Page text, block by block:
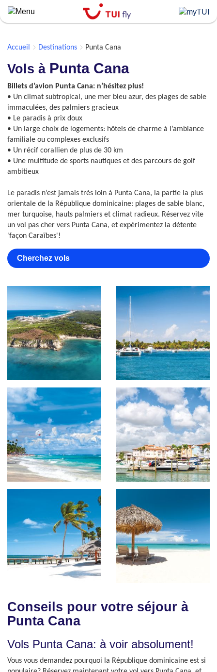
Skip
to
Accueil
Destinations Punta Cana
Vols à Punta Cana
Billets d’avion Punta Cana: n’hésitez plus!
• Un climat subtropical, une mer bleu azur, des plages de sable
immaculées, des palmiers gracieux
• Le paradis à prix doux
• Un large choix de logements: hôtels de charme à l’ambiance
familiale ou complexes exclusifs
• Un récif corallien de plus de 30 km
• Une multitude de sports nautiques et des parcours de golf
ambitieux
Le paradis n’est jamais très loin à Punta Cana, la partie la plus
orientale de la République dominicaine: plages de sable blanc,
mer turquoise, hauts palmiers et climat radieux. Réservez vite
un vol pas cher vers Punta Cana, et expérimentez la détente
'façon Caraïbes'!
Cherchez vols
Conseils pour votre séjour à
Punta Cana
Vols Punta Cana: à voir absolument!
Vous vous demandez pourquoi la République dominicaine est si